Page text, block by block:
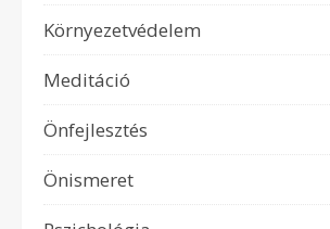
Környezetvédelem
Meditáció
Önfejlesztés
Önismeret